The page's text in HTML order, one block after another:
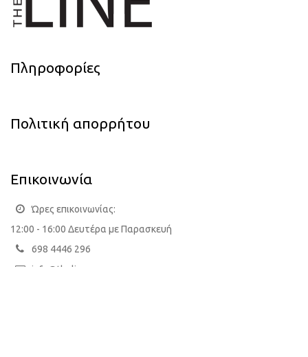
Πληροφορίες
Πολιτική απορρήτου
Επικοινωνία
Ώρες επικοινωνίας:
12:00 - 16:00 Δευτέρα με Παρασκευή
698 4446 296
info@theline.gr